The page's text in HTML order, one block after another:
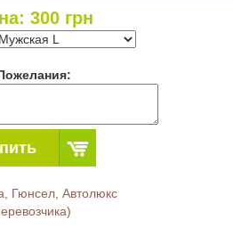
300грн
Гюнсел, Автолюкс